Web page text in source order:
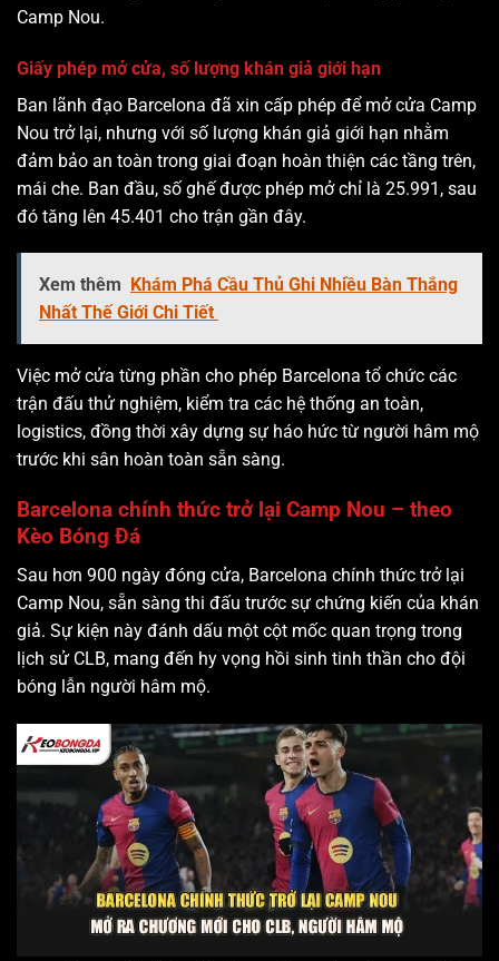
Camp Nou.
Giấy phép mở cửa, số lượng khán giả giới hạn
Ban lãnh đạo Barcelona đã xin cấp phép để mở cửa Camp
Nou trở lại, nhưng với số lượng khán giả giới hạn nhằm
đảm bảo an toàn trong giai đoạn hoàn thiện các tầng trên,
mái che. Ban đầu, số ghế được phép mở chỉ là 25.991, sau
đó tăng lên 45.401 cho trận gần đây.
Xem thêm
Khám Phá Cầu Thủ Ghi Nhiều Bàn Thắng
Nhất Thế Giới Chi Tiết
Việc mở cửa từng phần cho phép Barcelona tổ chức các
trận đấu thử nghiệm, kiểm tra các hệ thống an toàn,
logistics, đồng thời xây dựng sự háo hức từ người hâm mộ
trước khi sân hoàn toàn sẵn sàng.
Barcelona chính thức trở lại Camp Nou – theo
Kèo Bóng Đá
Sau hơn 900 ngày đóng cửa, Barcelona chính thức trở lại
Camp Nou, sẵn sàng thi đấu trước sự chứng kiến của khán
giả. Sự kiện này đánh dấu một cột mốc quan trọng trong
lịch sử CLB, mang đến hy vọng hồi sinh tinh thần cho đội
bóng lẫn người hâm mộ.